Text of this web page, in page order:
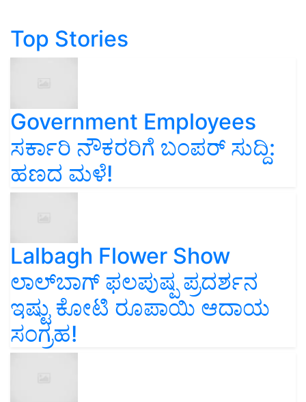
Top Stories
Government Employees
ಸರ್ಕಾರಿ ನೌಕರರಿಗೆ ಬಂಪರ್‌ ಸುದ್ದಿ:
ಹಣದ ಮಳೆ!
Lalbagh Flower Show
ಲಾಲ್‌ಬಾಗ್ ಫಲಪುಷ್ಪ ಪ್ರದರ್ಶನ
ಇಷ್ಟು ಕೋಟಿ ರೂಪಾಯಿ ಆದಾಯ
ಸಂಗ್ರಹ!